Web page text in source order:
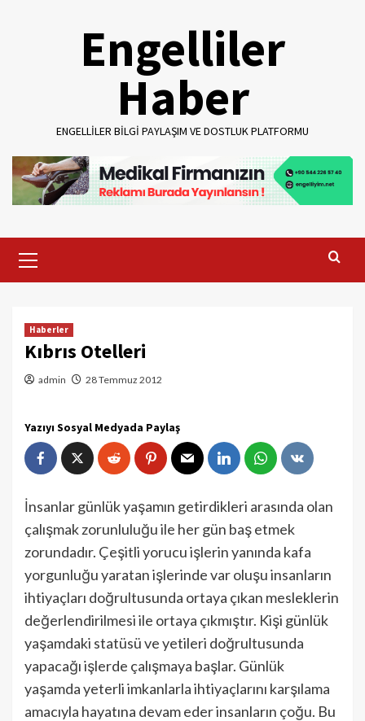
Engelliler
Haber
ENGELLILER BILGI PAYLAŞIM VE DOSTLUK PLATFORMU
Menu
Haberler
Kıbrıs Otelleri
admin 28 Temmuz 2012
Yazıyı Sosyal Medyada Paylaş
İnsanlar günlük yaşamın getirdikleri arasında olan
çalışmak zorunluluğu ile her gün baş etmek
zorundadır. Çeşitli yorucu işlerin yanında kafa
yorgunluğu yaratan işlerinde var oluşu insanların
ihtiyaçları doğrultusunda ortaya çıkan mesleklerin
değerlendirilmesi ile ortaya çıkmıştır. Kişi günlük
yaşamdaki statüsü ve yetileri doğrultusunda
yapacağı işlerde çalışmaya başlar. Günlük
yaşamda yeterli imkanlarla ihtiyaçlarını karşılama
amacıyla hayatına devam eder insanların çoğu. Bu